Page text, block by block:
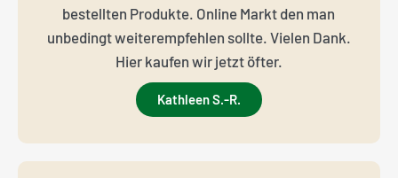
bestellten Produkte. Online Markt den man
unbedingt weiterempfehlen sollte. Vielen Dank.
Hier kaufen wir jetzt öfter.
Kathleen S.-R.